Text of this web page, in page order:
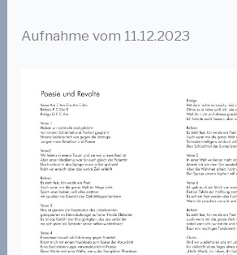
Aufnahme vom 11.12.2023